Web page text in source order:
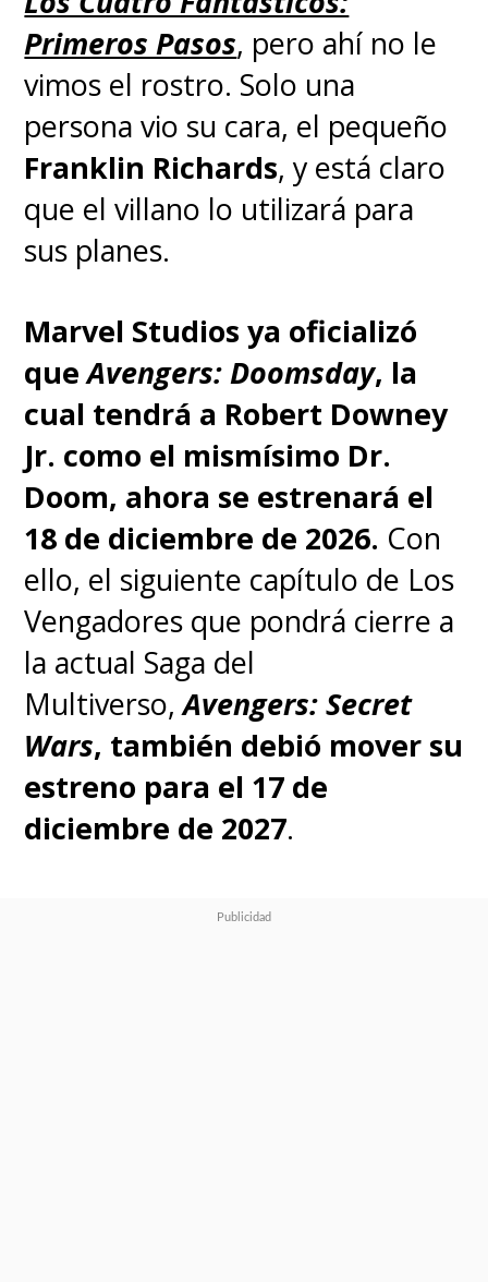
Primeros Pasos, pero ahí no le
vimos el rostro. Solo una
persona vio su cara, el pequeño
Franklin Richards, y está claro
que el villano lo utilizará para
sus planes.
Marvel Studios ya oficializó
que Avengers: Doomsday, la
cual tendrá a Robert Downey
Jr. como el mismísimo Dr.
Doom, ahora se estrenará el
18 de diciembre de 2026. Con
ello, el siguiente capítulo de Los
Vengadores que pondrá cierre a
la actual Saga del
Multiverso, Avengers: Secret
Wars, también debió mover su
estreno para el 17 de
diciembre de 2027.